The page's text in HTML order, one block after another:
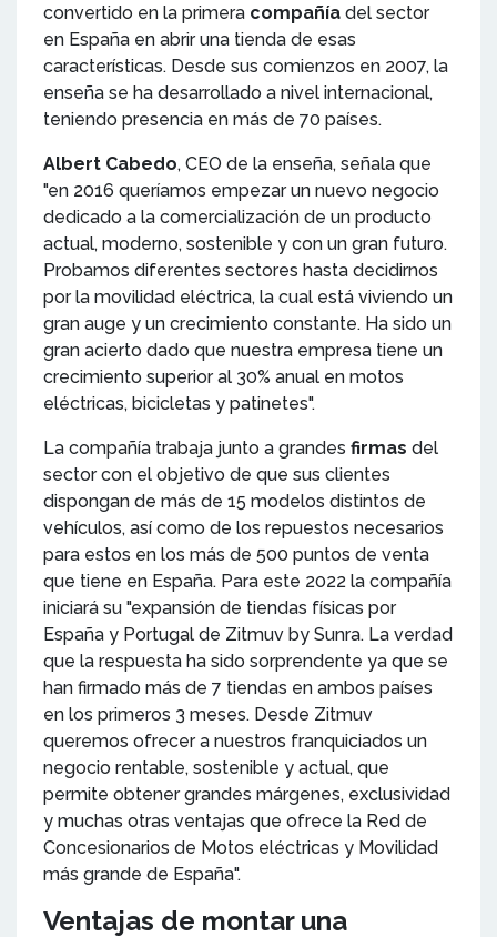
convertido en la primera compañía del sector
en España en abrir una tienda de esas
características. Desde sus comienzos en 2007, la
enseña se ha desarrollado a nivel internacional,
teniendo presencia en más de 70 países.
Albert Cabedo, CEO de la enseña, señala que
"en 2016 queríamos empezar un nuevo negocio
dedicado a la comercialización de un producto
actual, moderno, sostenible y con un gran futuro.
Probamos diferentes sectores hasta decidirnos
por la movilidad eléctrica, la cual está viviendo un
gran auge y un crecimiento constante. Ha sido un
gran acierto dado que nuestra empresa tiene un
crecimiento superior al 30% anual en motos
eléctricas, bicicletas y patinetes".
La compañía trabaja junto a grandes firmas del
sector con el objetivo de que sus clientes
dispongan de más de 15 modelos distintos de
vehículos, así como de los repuestos necesarios
para estos en los más de 500 puntos de venta
que tiene en España. Para este 2022 la compañía
iniciará su "expansión de tiendas físicas por
España y Portugal de Zitmuv by Sunra. La verdad
que la respuesta ha sido sorprendente ya que se
han firmado más de 7 tiendas en ambos países
en los primeros 3 meses. Desde Zitmuv
queremos ofrecer a nuestros franquiciados un
negocio rentable, sostenible y actual, que
permite obtener grandes márgenes, exclusividad
y muchas otras ventajas que ofrece la Red de
Concesionarios de Motos eléctricas y Movilidad
más grande de España".
Ventajas de montar una